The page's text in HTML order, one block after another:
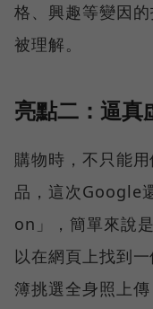
格、興趣等變因
被理解。
亮點二：逼真
購物時，不只能
品，這次Google
on」，簡單來說
以在網頁上找到
簿挑選全身照上